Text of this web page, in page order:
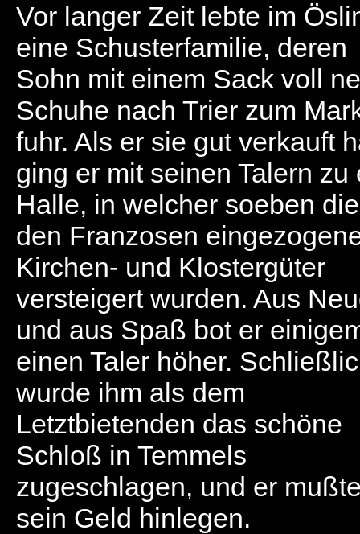
Vor langer Zeit lebte im
eine Schusterfamilie, deren
Sohn mit einem Sack voll
Schuhe nach Trier zum
fuhr. Als er sie gut verkauft
ging er mit seinen Talern zu
Halle, in welcher soeben
den Franzosen
Kirchen- und Klostergüter
versteigert wurden. Aus
und aus Spaß bot er
einen Taler höher.
wurde ihm als dem
Letztbietenden das schöne
Schloß in Temmels
zugeschlagen, und er
sein Geld hinlegen.